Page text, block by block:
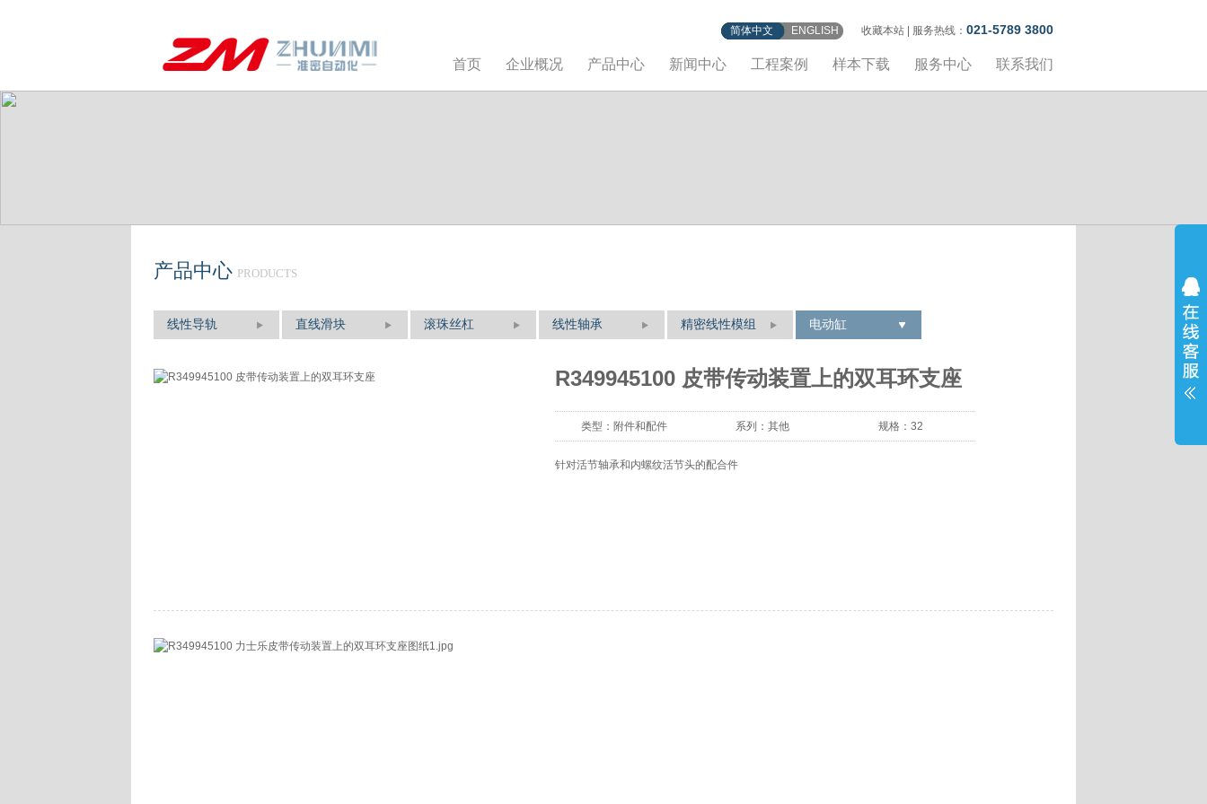
简体中文 ENGLISH 收藏本站 | 服务热线： 021-5789 3800
首页 企业概况 产品中心 新闻中心 工程案例 样本下载 服务中心 联系我们
产品中心 PRODUCTS
线性导轨 直线滑块 滚珠丝杠 线性轴承 精密线性模组 电动缸
R349945100 皮带传动装置上的双耳环支座
类型： 附件和配件 系列：其他 规格：32
针对活节轴承和内螺纹活节头的配合件